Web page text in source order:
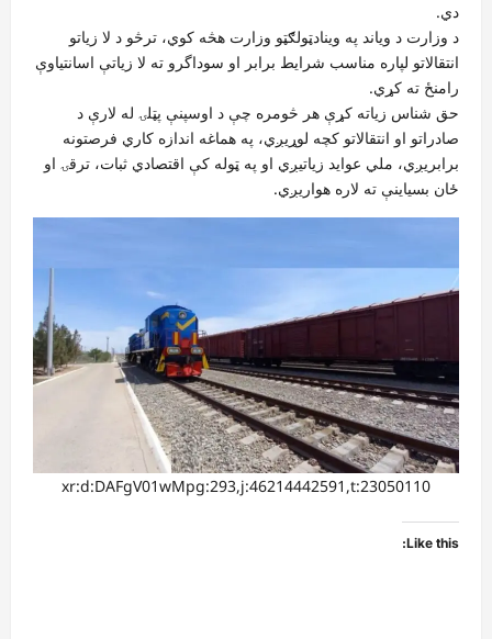
دي.
د وزارت د ویاند په وینادټولګټو وزارت هڅه کوي، ترڅو د لا زیاتو
انتقالاتو لپاره مناسب شرایط برابر او سوداگرو ته لا زياتې اسانتياوې
رامنځ ته کړي.
حق شناس زیاته کړې هر څومره چې د اوسپنې پټلۍ له لارې د
صادراتو او انتقالاتو کچه لوړيږي، په هماغه اندازه کاري فرصتونه
برابریږي، ملي عواید زياتيږي او په ټوله کې اقتصادي ثبات، ترقۍ او
ځان بسياينې ته لاره هواریږي.
xr:d:DAFgV01wMpg:293,j:46214442591,t:23050110
Like this: